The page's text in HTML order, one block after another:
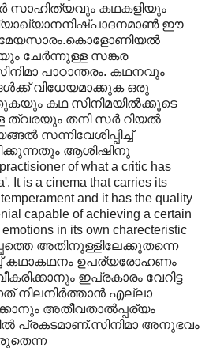
സാഹിത്യവും കഥകളിയും
ഈ
ചേർന്നുള്ള സങ്കര
പാഠാന്തരം. കഥനവും
വിധേയമാക്കുക ഒരു
കഥ സിനിമയിൽക്കൂടെ
ത്വരയും തനി സർ റിയൽ
സന്നിവേശിപ്പിച്ച്
ആശിഷിനു
of what a critic has
It is a cinema that carries its
and it has the quality
capable of achieving a certain
in its own charecteristic
അതിനുള്ളിലേക്കുതന്നെ
കഥാകഥനം ഉപര്യരോഹണം
ഇപ്രകാരം വേറിട്ട
നിലനിർത്താൻ എല്ലാ
അതീവതാൽ‌പ്പര്യം
പ്രകടമാണ്.സിനിമാ അനുഭവം